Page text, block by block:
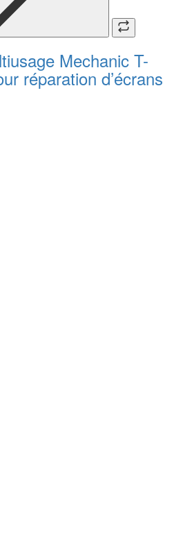
Mechanic T-
réparation d’écrans